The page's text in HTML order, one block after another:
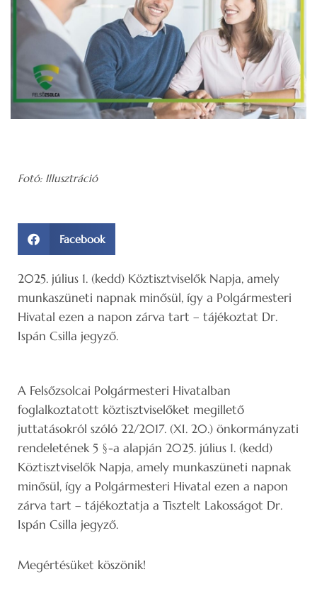
Fotó: Illusztráció
Facebook
2025. július 1. (kedd) Köztisztviselők Napja, amely
munkaszüneti napnak minősül, így a Polgármesteri
Hivatal ezen a napon zárva tart – tájékoztat Dr.
Ispán Csilla jegyző.
A Felsőzsolcai Polgármesteri Hivatalban
foglalkoztatott köztisztviselőket megillető
juttatásokról szóló 22/2017. (XI. 20.) önkormányzati
rendeletének 5 §-a alapján 2025. július 1. (kedd)
Köztisztviselők Napja, amely munkaszüneti napnak
minősül, így a Polgármesteri Hivatal ezen a napon
zárva tart – tájékoztatja a Tisztelt Lakosságot Dr.
Ispán Csilla jegyző.
Megértésüket köszönik!